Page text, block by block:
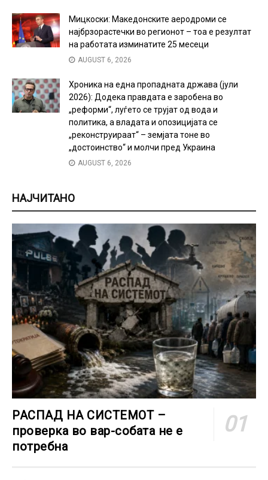
Мицкоски: Македонските аеродроми се
најбрзорастечки во регионот – тоа е резултат
на работата изминатите 25 месеци
AUGUST 6, 2026
Хроника на една пропадната држава (јули
2026): Додека правдата е заробена во
„реформи“, луѓето се трујат од вода и
политика, а владата и опозицијата се
„реконструираат“ – земјата тоне во
„достоинство“ и молчи пред Украина
AUGUST 6, 2026
НАЈЧИТАНО
РАСПАД НА СИСТЕМОТ –
проверка во вар-собата не е
потребна